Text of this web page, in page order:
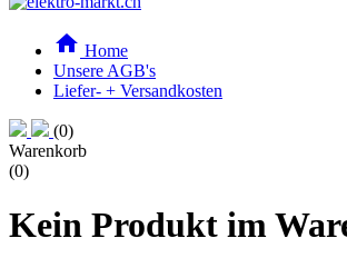
 Home
Unsere AGB's
Liefer- + Versandkosten
(0)
Warenkorb
(0)
Kein Produkt im